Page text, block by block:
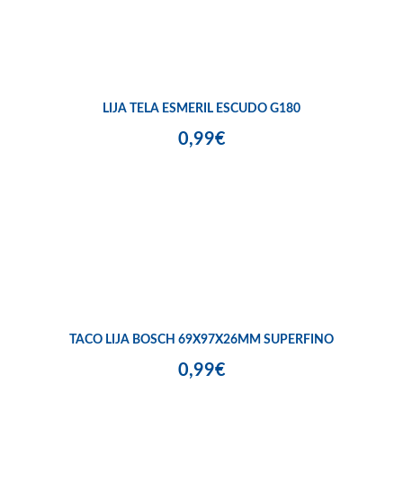
LIJA TELA ESMERIL ESCUDO G180
0,99€
TACO LIJA BOSCH 69X97X26MM SUPERFINO
0,99€